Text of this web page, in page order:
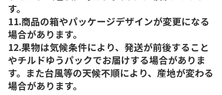
す。
11.商品の箱やパッケージデザインが変更になる
場合があります。
12.果物は気候条件により、発送が前後すること
やチルドゆうパックでお届けする場合がありま
す。また台風等の天候不順により、産地が変わる
場合があります。